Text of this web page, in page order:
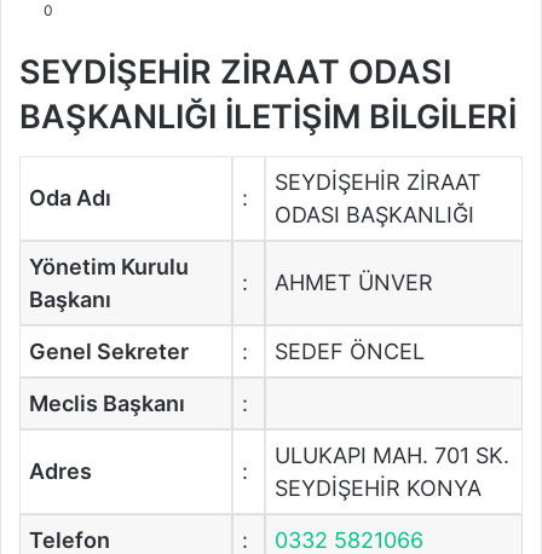
0
SEYDİŞEHİR ZİRAAT ODASI
BAŞKANLIĞI İLETİŞİM BİLGİLERİ
Oda Adı :
SEYDİŞEHİR ZİRAAT
ODASI BAŞKANLIĞI
Yönetim Kurulu
Başkanı
: AHMET ÜNVER
Genel Sekreter : SEDEF ÖNCEL
Meclis Başkanı :
Adres :
ULUKAPI MAH. 701 SK.
SEYDİŞEHİR KONYA
Telefon : 0332 5821066